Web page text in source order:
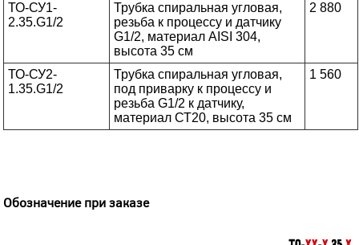
ТО-СУ1-
2.35.G1/2
Трубка спиральная угловая,
резьба к процессу и датчику
G1/2, материал AISI 304,
высота 35 см
2 880
ТО-СУ2-
1.35.G1/2
Трубка спиральная угловая,
под приварку к процессу и
резьба G1/2 к датчику,
материал СТ20, высота 35 см
1 560
Обозначение при заказе